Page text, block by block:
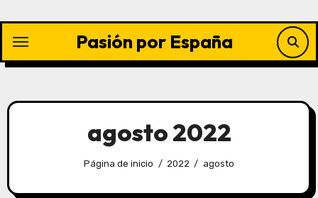
contenido
Pasión por España
agosto 2022
Página de inicio 2022 agosto